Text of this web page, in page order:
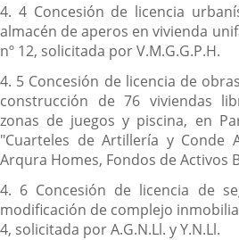
4. 4 Concesión de licencia
almacén de aperos en vivienda
nº 12, solicitada por V.M.G.G.P.H.
4. 5 Concesión de licencia de
construcción de 76 viviendas
zonas de juegos y piscina, en
"Cuarteles de Artillería y Conde
Arqura Homes, Fondos de Activos
4. 6 Concesión de licencia de
modificación de complejo
4, solicitada por A.G.N.Ll. y Y.N.Ll.